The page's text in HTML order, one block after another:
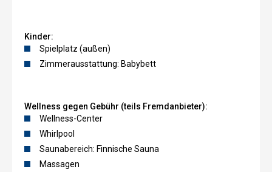
Kinder:
Spielplatz (außen)
Zimmerausstattung: Babybett
Wellness gegen Gebühr (teils Fremdanbieter):
Wellness-Center
Whirlpool
Saunabereich: Finnische Sauna
Massagen